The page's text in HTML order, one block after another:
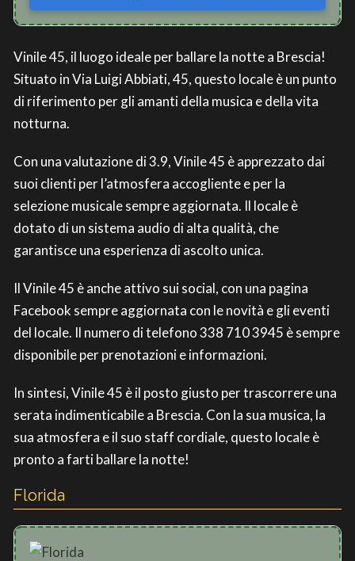
Vinile 45, il luogo ideale per ballare la notte a Brescia!
Situato in Via Luigi Abbiati, 45, questo locale è un punto
di riferimento per gli amanti della musica e della vita
notturna.
Con una valutazione di 3.9, Vinile 45 è apprezzato dai
suoi clienti per l’atmosfera accogliente e per la
selezione musicale sempre aggiornata. Il locale è
dotato di un sistema audio di alta qualità, che
garantisce una esperienza di ascolto unica.
Il Vinile 45 è anche attivo sui social, con una pagina
Facebook sempre aggiornata con le novità e gli eventi
del locale. Il numero di telefono 338 710 3945 è sempre
disponibile per prenotazioni e informazioni.
In sintesi, Vinile 45 è il posto giusto per trascorrere una
serata indimenticabile a Brescia. Con la sua musica, la
sua atmosfera e il suo staff cordiale, questo locale è
pronto a farti ballare la notte!
Florida